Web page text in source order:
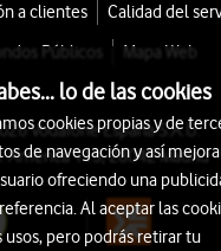
a clientes
Calidad del
Públicos
Mapa Web
Vodafone España S.A.U.
América 115, 28042 Madrid
lo de las cookies
cookies propias y de
de navegación y así
ofreciendo una
Al aceptar las
pero podrás retirar tu